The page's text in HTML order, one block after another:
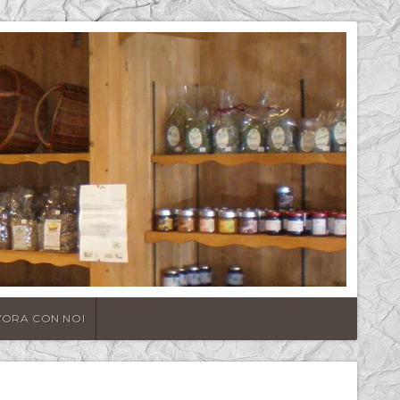
CON NOI